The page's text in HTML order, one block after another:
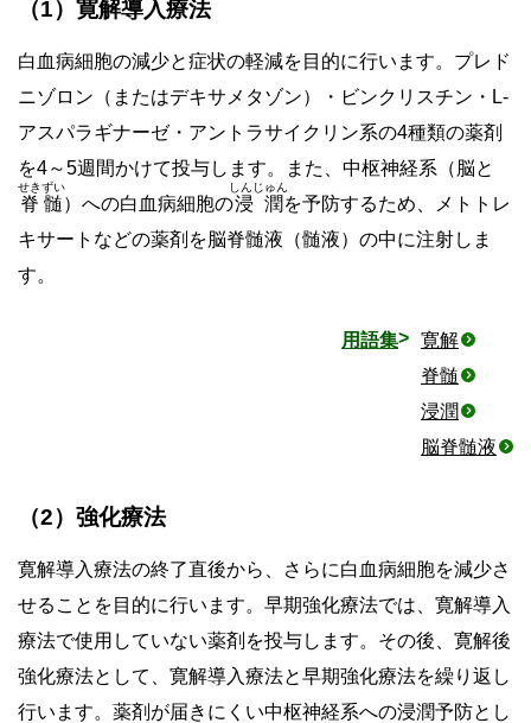
（1）寛解導入療法
白血病細胞の減少と症状の軽減を目的に行います。プレド
ニゾロン（またはデキサメタゾン）・ビンクリスチン・L-
アスパラギナーゼ・アントラサイクリン系の4種類の薬剤
を4～5週間かけて投与します。また、中枢神経系（脳と
脊髄
せきずい
）への白血病細胞の浸潤
しんじゅん
を予防するため、メトトレ
キサートなどの薬剤を脳脊髄液（髄液）の中に注射しま
す。
用語集
寛解
脊髄
浸潤
脳脊髄液
（2）強化療法
寛解導入療法の終了直後から、さらに白血病細胞を減少さ
せることを目的に行います。早期強化療法では、寛解導入
療法で使用していない薬剤を投与します。その後、寛解後
強化療法として、寛解導入療法と早期強化療法を繰り返し
行います。薬剤が届きにくい中枢神経系への浸潤予防とし